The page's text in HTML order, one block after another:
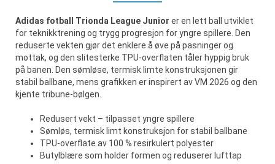
Adidas fotball Trionda League Junior er en lett ball utviklet
for teknikktrening og trygg progresjon for yngre spillere. Den
reduserte vekten gjør det enklere å øve på pasninger og
mottak, og den slitesterke TPU-overflaten tåler hyppig bruk
på banen. Den sømløse, termisk limte konstruksjonen gir
stabil ballbane, mens grafikken er inspirert av VM 2026 og den
kjente tribune-bølgen.
Redusert vekt – tilpasset yngre spillere
Sømløs, termisk limt konstruksjon for stabil ballbane
TPU-overflate av 100 % resirkulert polyester
Butylblære som holder formen og reduserer lufttap